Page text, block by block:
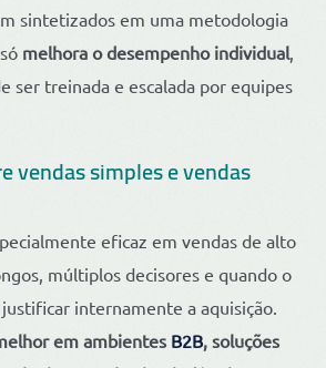
sintetizados em uma metodologia
melhora o desempenho individual
ser treinada e escalada por equipes
vendas simples e vendas
eficaz em vendas de alto
múltiplos decisores e quando o
internamente a aquisição.
em ambientes B2B, soluções